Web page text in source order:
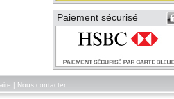
Paiement sécurisé
Nous contacter